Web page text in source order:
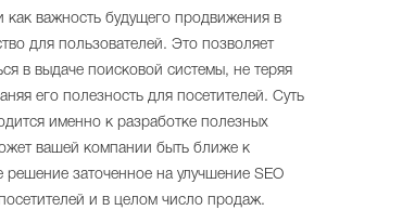
как важность будущего продвижения в
для пользователей. Это позволяет
в выдаче поисковой системы, не теряя
его полезность для посетителей. Суть
именно к разработке полезных
вашей компании быть ближе к
заточенное на улучшение SEO
и в целом число продаж.